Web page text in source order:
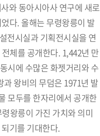
와 동아시아사 연구에 새로
다. 올해는 무령왕릉이 발
전시실과 기획전시실을 연
체를 공개한다. 1,442년 만
시에 수많은 화젯거리와 수
왕비의 무덤은 1971년 발
모두를 한자리에서 공개한
왕릉이 가진 가치와 의미
기를 기대한다.